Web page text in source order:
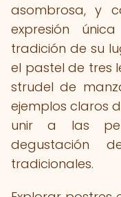
asombrosa, y
expresión
tradición de su
el pastel de tres
strudel de
ejemplos claros
unir a las
degustación
tradicionales.